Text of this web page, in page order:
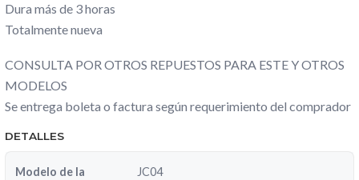
Dura más de 3 horas
Totalmente nueva
CONSULTA POR OTROS REPUESTOS PARA ESTE Y OTROS
MODELOS
Se entrega boleta o factura según requerimiento del comprador
DETALLES
Modelo de la
JC04